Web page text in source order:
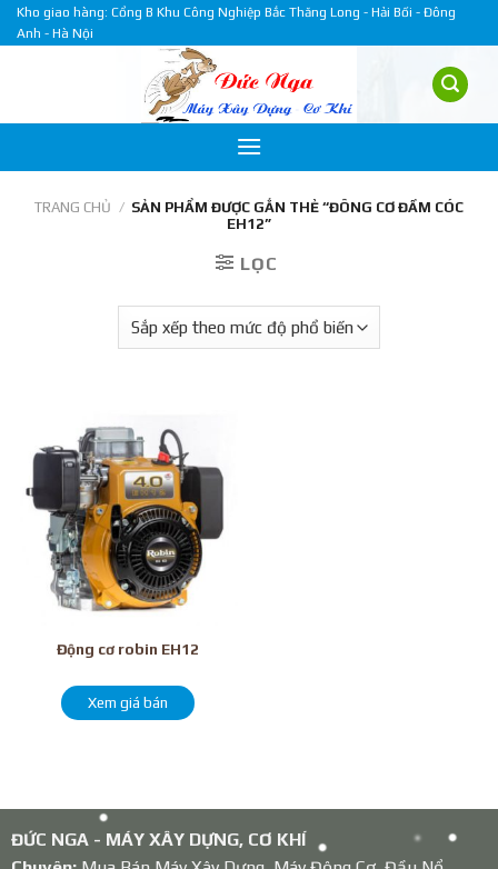
Skip
to
Kho giao hàng: Cổng B Khu Công Nghiệp Bắc Thăng Long - Hải Bối - Đông
Anh - Hà Nội
TRANG CHỦ / SẢN PHẨM ĐƯỢC GẮN THẺ “ĐÔNG CƠ ĐẦM CÓC
EH12”
LỌC
Động cơ robin EH12
Xem giá bán
ĐỨC NGA - MÁY XÂY DỰNG, CƠ KHÍ